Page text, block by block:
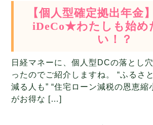
【個人型確定拠出年金
iDeCo★わたしも始め
い！？
日経マネーに、個人型DCの落とし
ったのでご紹介しますね。 “ふるさ
減る人も” “住宅ローン減税の恩恵縮
がお得な […]